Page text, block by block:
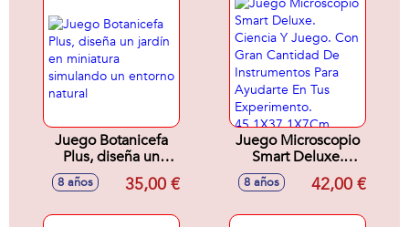
Juego Botanicefa
Plus, diseña un
jardín en miniatura
simulando un
8 años 35,00 €
Juego Microscopio
Smart Deluxe.
Ciencia Y Juego.
Con Gran Cantidad
8 años 42,00 €